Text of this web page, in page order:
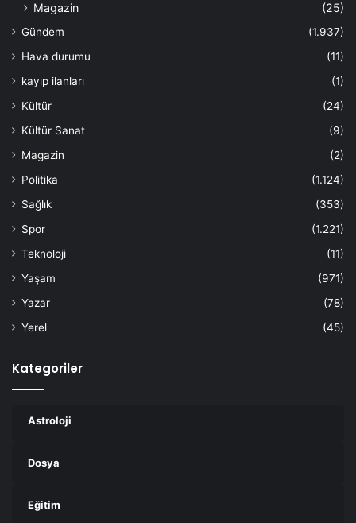
Magazin (25)
Gündem
(1.937)
Hava durumu
(11)
kayıp ilanları
(1)
Kültür
(24)
Kültür Sanat
(9)
Magazin
(2)
Politika
(1.124)
Sağlık
(353)
Spor
(1.221)
Teknoloji
(11)
Yaşam
(971)
Yazar
(78)
Yerel
(45)
Kategoriler
Astroloji
Dosya
Eğitim